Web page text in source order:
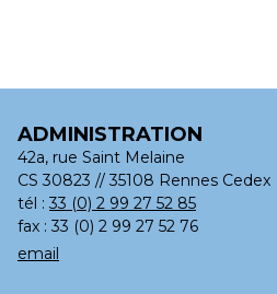
ADMINISTRATION
42a, rue Saint Melaine
CS 30823 // 35108 Rennes Cedex
tél :33 (0) 2 99 27 52 85
fax : 33 (0) 2 99 27 52 76
email